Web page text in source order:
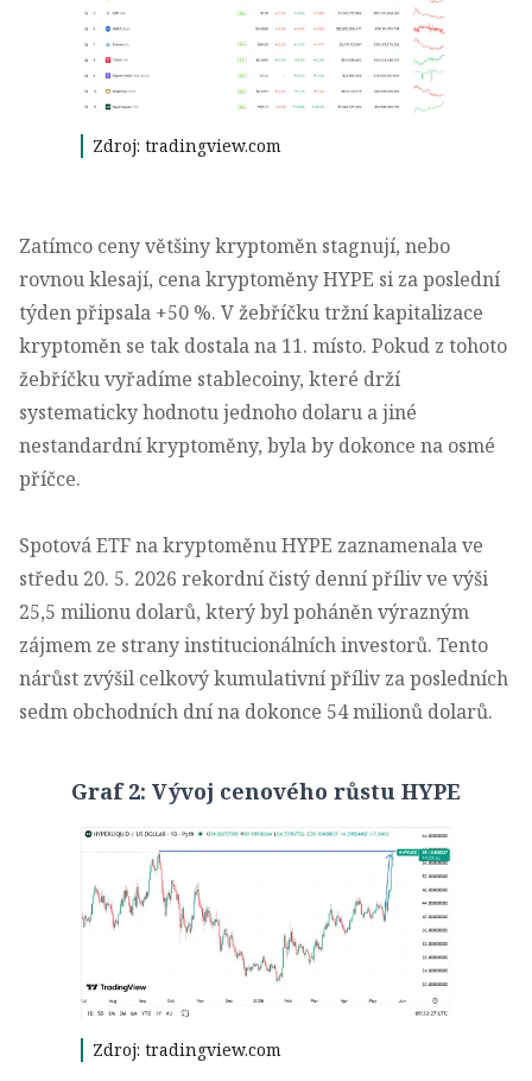
Zdroj: tradingview.com
Zatímco ceny většiny kryptoměn stagnují, nebo
rovnou klesají, cena kryptoměny HYPE si za poslední
týden připsala +50 %. V žebříčku tržní kapitalizace
kryptoměn se tak dostala na 11. místo. Pokud z tohoto
žebříčku vyřadíme stablecoiny, které drží
systematicky hodnotu jednoho dolaru a jiné
nestandardní kryptoměny, byla by dokonce na osmé
příčce.
Spotová ETF na kryptoměnu HYPE zaznamenala ve
středu 20. 5. 2026 rekordní čistý denní příliv ve výši
25,5 milionu dolarů, který byl poháněn výrazným
zájmem ze strany institucionálních investorů. Tento
nárůst zvýšil celkový kumulativní příliv za posledních
sedm obchodních dní na dokonce 54 milionů dolarů.
Graf 2: Vývoj cenového růstu HYPE
Zdroj: tradingview.com